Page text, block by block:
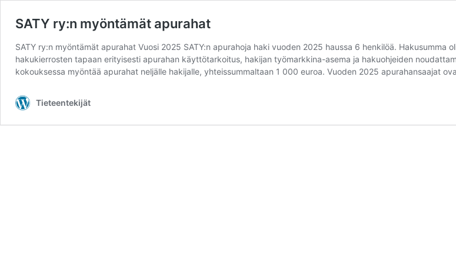
SATY ry:n myöntämät apurahat
SATY ry:n myöntämät apurahat Vuosi 2025 SATY:n apurahoja haki vuoden 2025 haussa 6 henkilöä.
hakukierrosten tapaan erityisesti apurahan käyttötarkoitus, hakijan työmarkkina-asema ja hakuohjeiden
kokouksessa myöntää apurahat neljälle hakijalle, yhteissummaltaan 1 000 euroa. Vuoden 2025 apurahansaajat
Tieteentekijät